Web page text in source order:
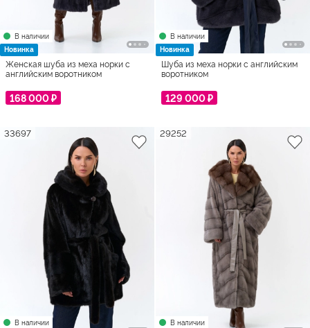
В наличии
Новинка
Женская шуба из меха норки с
английским воротником
168 000 ₽
В наличии
Новинка
Шуба из меха норки с английским
воротником
129 000 ₽
В наличии
33697
В наличии
29252